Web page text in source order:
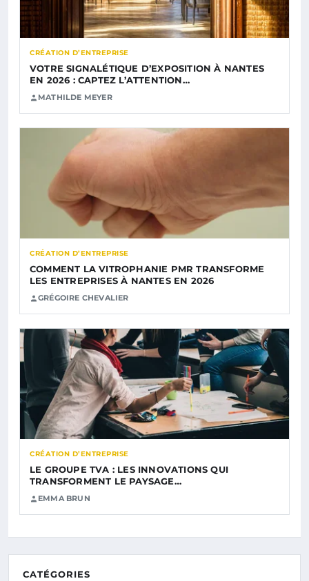
CRÉATION D’ENTREPRISE
VOTRE SIGNALÉTIQUE D’EXPOSITION À NANTES
EN 2026 : CAPTEZ L’ATTENTION…
MATHILDE MEYER
CRÉATION D’ENTREPRISE
COMMENT LA VITROPHANIE PMR TRANSFORME
LES ENTREPRISES À NANTES EN 2026
GRÉGOIRE CHEVALIER
CRÉATION D’ENTREPRISE
LE GROUPE TVA : LES INNOVATIONS QUI
TRANSFORMENT LE PAYSAGE…
EMMA BRUN
CATÉGORIES